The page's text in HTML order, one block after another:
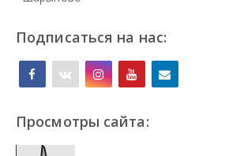
Подписаться на нас:
Просмотры сайта: